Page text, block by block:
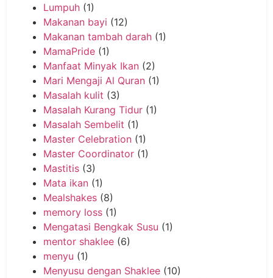
Lumpuh (1)
Makanan bayi (12)
Makanan tambah darah (1)
MamaPride (1)
Manfaat Minyak Ikan (2)
Mari Mengaji Al Quran (1)
Masalah kulit (3)
Masalah Kurang Tidur (1)
Masalah Sembelit (1)
Master Celebration (1)
Master Coordinator (1)
Mastitis (3)
Mata ikan (1)
Mealshakes (8)
memory loss (1)
Mengatasi Bengkak Susu (1)
mentor shaklee (6)
menyu (1)
Menyusu dengan Shaklee (10)